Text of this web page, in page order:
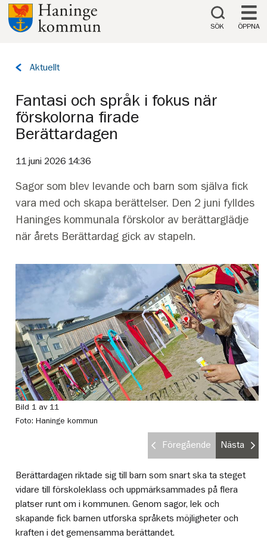
Till innehåll på sidan
SÖK ÖPPNA
Tillbaka
Aktuellt
Fantasi och språk i fokus när
förskolorna firade
Berättardagen
11 juni 2026 14:36
Sagor som blev levande och barn som själva fick
vara med och skapa berättelser. Den 2 juni fylldes
Haninges kommunala förskolor av berättarglädje
när årets Berättardag gick av stapeln.
Bild 1 av 11
Foto: Haninge kommun
Föregående Nästa
Berättardagen riktade sig till barn som snart ska ta steget
vidare till förskoleklass och uppmärksammades på flera
platser runt om i kommunen. Genom sagor, lek och
skapande fick barnen utforska språkets möjligheter och
kraften i det gemensamma berättandet.